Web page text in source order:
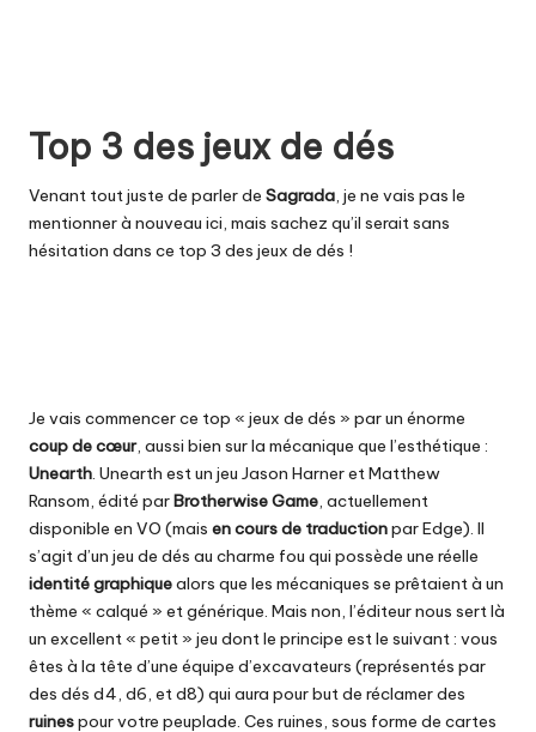
Top 3 des jeux de dés
Venant tout juste de parler de Sagrada, je ne vais pas le
mentionner à nouveau ici, mais sachez qu’il serait sans
hésitation dans ce top 3 des jeux de dés !
Je vais commencer ce top « jeux de dés » par un énorme
coupdecœur, aussi bien sur la mécanique que l’esthétique :
Unearth. Unearth est un jeu Jason Harner et Matthew
Ransom, édité parBrotherwise Game, actuellement
disponible en VO (mais en cours de traductionpar Edge). Il
s’agit d’un jeu de dés au charme fou qui possède une réelle
identité graphiquealors que les mécaniques se prêtaient à un
thème « calqué » et générique. Mais non, l’éditeur nous sert là
un excellent « petit » jeu dont le principe est le suivant : vous
êtes à la tête d’une équipe d’excavateurs (représentés par
des dés d4, d6, et d8) qui aura pour but de réclamer des
ruinespour votre peuplade. Ces ruines, sous forme de cartes